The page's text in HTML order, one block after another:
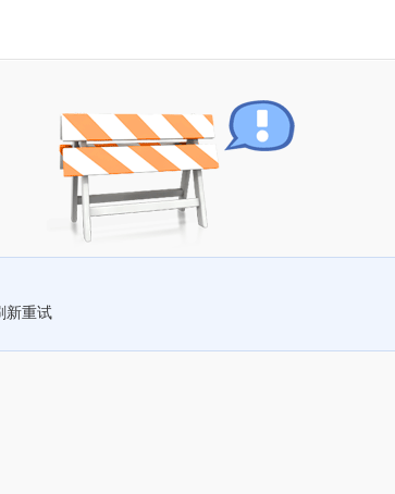
新重试